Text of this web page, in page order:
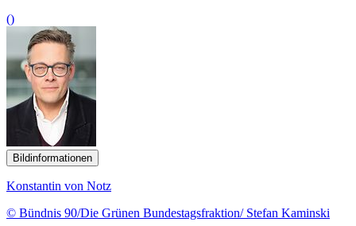
()
Bildinformationen
Konstantin von Notz
© Bündnis 90/Die Grünen Bundestagsfraktion/ Stefan Kaminski